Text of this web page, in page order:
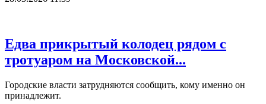
Едва прикрытый колодец рядом с
тротуаром на Московской...
Городские власти затрудняются сообщить, кому именно он
принадлежит.